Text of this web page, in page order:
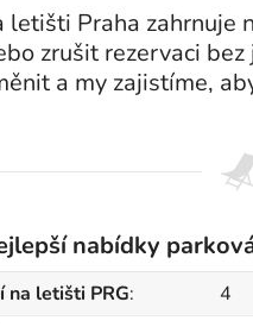
letišti Praha
zrušit rezervaci
a my zajistíme,
nabídky
na letišti PRG:
4